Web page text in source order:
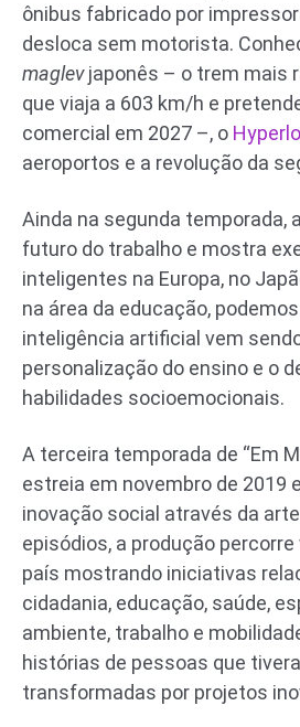
ônibus fabricado por
desloca sem motorista.
maglevjaponês – o trem mais
que viaja a 603 km/h e
comercial em 2027 –, o
aeroportos e a revolução da
Ainda na segunda temporada,
futuro do trabalho e mostra
inteligentes na Europa, no
na área da educação,
inteligência artificial vem
personalização do ensino e o
habilidades socioemocionais.
A terceira temporada de “Em
estreia em novembro de 2019
inovação social através da
episódios, a produção
país mostrando iniciativas
cidadania, educação, saúde,
ambiente, trabalho e
histórias de pessoas que
transformadas por projetos